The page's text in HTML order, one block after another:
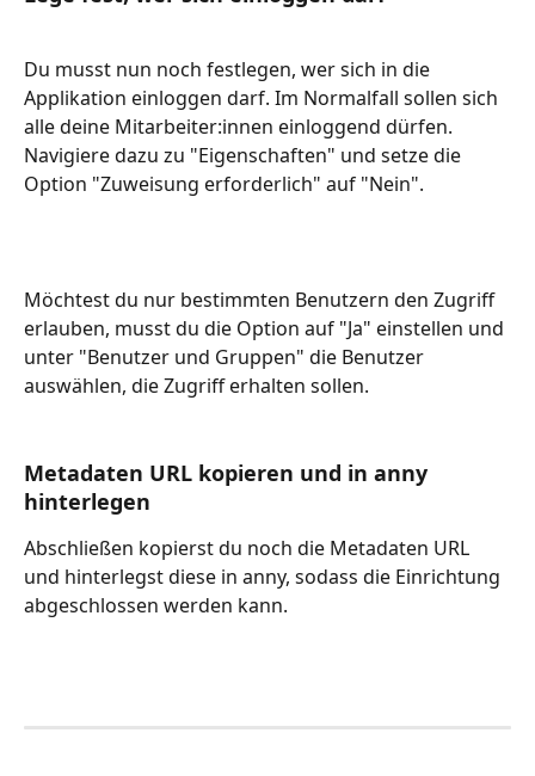
Du musst nun noch festlegen, wer sich in die
Applikation einloggen darf. Im Normalfall sollen sich
alle deine Mitarbeiter:innen einloggend dürfen.
Navigiere dazu zu "Eigenschaften" und setze die
Option "Zuweisung erforderlich" auf "Nein".
Möchtest du nur bestimmten Benutzern den Zugriff
erlauben, musst du die Option auf "Ja" einstellen und
unter "Benutzer und Gruppen" die Benutzer
auswählen, die Zugriff erhalten sollen.
Metadaten URL kopieren und in anny
hinterlegen
Abschließen kopierst du noch die Metadaten URL
und hinterlegst diese in anny, sodass die Einrichtung
abgeschlossen werden kann.